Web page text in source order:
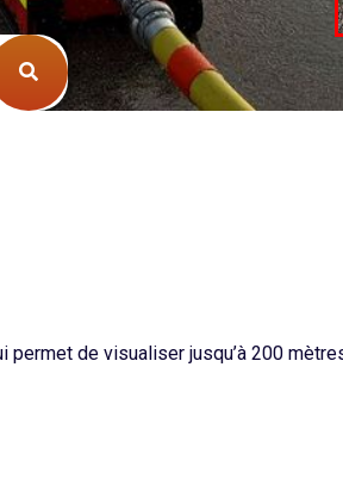
de visualiser jusqu’à 200